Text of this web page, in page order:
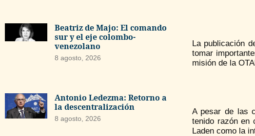
Beatriz de Majo: El comando
sur y el eje colombo-
venezolano
8 agosto, 2026
Antonio Ledezma: Retorno a
la descentralización
8 agosto, 2026
La publicación
tomar
misión de la
A pesar de las
tenido razón en
Laden como la